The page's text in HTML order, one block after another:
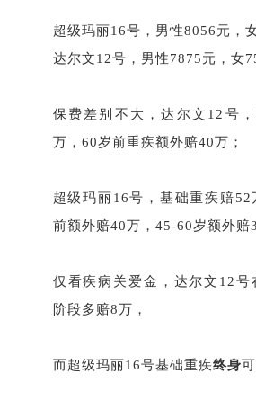
超级玛丽16号，男性8056元，
达尔文12号，男性7875元，女
保费差别不大，达尔文 12号
万，60岁前重疾额外赔40万；
超级玛丽16号，基础重疾赔52
前额外赔40万，45-60岁额外赔
仅看疾病关爱金，达尔文 12号
阶段多赔8万，
而超级玛丽16号基础重疾终身